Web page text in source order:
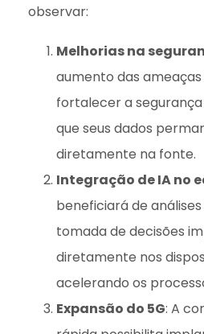
observar:
Melhorias na
aumento das
fortalecer a
que seus dados
diretamente na fonte.
Integração de IA no
beneficiará de
tomada de decisões
diretamente nos
acelerando os
Expansão do 5G: A